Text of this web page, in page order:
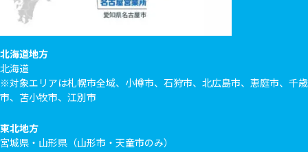
北海道地方
北海道
※対象エリアは札幌市全域、小樽市、石狩市、北広島市、恵庭市、千歳
市、苫小牧市、江別市
東北地方
宮城県・山形県（山形市・天童市のみ）